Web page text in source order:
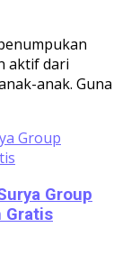
aktif dari
anak. Guna
Group
Gratis